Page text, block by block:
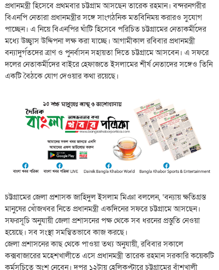
প্রধানমন্ত্রী হিসেবে প্রথমবার চট্টগ্রাম আসছেন তারেক রহমান। বন্দরনগরীর
বিএনপি নেতারা প্রধানমন্ত্রীর সঙ্গে সাংগঠনিক মতবিনিময় করারও সুযোগ
পাচ্ছেন। এ নিয়ে বিএনপির ঘাঁটি হিসেবে পরিচিত চট্টগ্রামের নেতাকর্মীদের
মধ্যে উচ্ছ্বাস উদ্দিপনা লক্ষ করা যাচ্ছে। আগামীকাল রবিবার প্রধানমন্ত্রী
বন্যাদুর্গতদের ত্রাণ ও পুনর্বাসন সহায়তা দিতে চট্টগ্রামে আসবেন। এ সফরে
দলের নেতাকর্মীদের বাইরে হেফাজতে ইসলামের শীর্ষ নেতাদের সঙ্গেও তিনি
একটি বৈঠকে যোগ দেওয়ার কথা রয়েছে।
চট্টগ্রামের জেলা প্রশাসক জাহিদুল ইসলাম মিঞা বললেন, ‘বন্যায় ক্ষতিগ্রস্ত
মানুষের খোঁজখবর নিতে প্রধানমন্ত্রী একদিনের সফরে চট্টগ্রামে আসছেন।
সফরসূচি অনুযায়ী জেলা প্রশাসনের পক্ষ থেকে সব ধরনের প্রস্তুতি নেওয়া
হয়েছে। সব সংস্থা সমন্বিতভাবে কাজ করছে।
জেলা প্রশাসনের কাছ থেকে পাওয়া তথ্য অনুযায়ী, রবিবার সকালে
কক্সবাজারের মহেশখালীতে এসে প্রধানমন্ত্রী তারেক রহমান সরকারি কয়েকটি
কর্মসূচিতে অংশ নেবেন। দুপুর ১২টায় হেলিকপ্টারে চট্টগ্রামের বাঁশখালী